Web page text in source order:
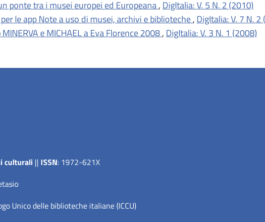
ponte tra i musei europei ed Europeana, DigItalia: V. 5 N. 2 (2010)
le app Note a uso di musei, archivi e biblioteche, DigItalia: V. 7 N. 2
e MICHAEL a Eva Florence 2008, DigItalia: V. 3 N. 1 (2008)
culturali || ISSN: 1972-621X
Unico delle biblioteche italiane (ICCU)